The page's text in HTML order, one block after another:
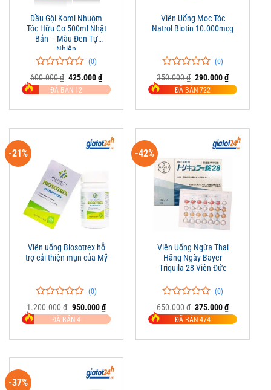
Dầu Gội Komi Nhuộm
Tóc Hữu Cơ 500ml Nhật
Bản – Màu Đen Tự
Nhiên
0
trên
5
0
(0)
600.000₫ Giá
gốc
là:
425.000₫Giá
hiện
tại
425.000 ₫.
ĐÃ BÁN 12
Viên Uống Mọc Tóc
Natrol Biotin 10.000mcg
0
trên
5
0
(0)
350.000₫ Giá
gốc
là:
290.000₫Giá
hiện
tại
290.000 ₫.
ĐÃ BÁN 722
-21%
Viên uống Biosotrex hỗ
trợ cải thiện mụn của Mỹ
0
trên
5
0
(0)
1.200.000₫ Giá
gốc
là:
950.000₫Giá
hiện
tại
950.000 ₫.
ĐÃ BÁN 4
-42%
Viên Uống Ngừa Thai
Hằng Ngày Bayer
Triquila 28 Viên Đức
0
trên
5
0
(0)
650.000₫ Giá
gốc
là:
375.000₫Giá
hiện
tại
375.000 ₫.
ĐÃ BÁN 474
-37%